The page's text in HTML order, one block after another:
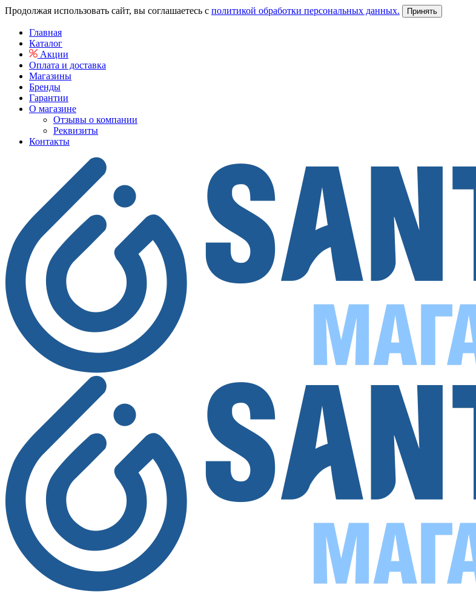
Продолжая использовать сайт, вы соглашаетесь с политикой обработки персональных данных. Принять
Главная
Каталог
Акции
Оплата и доставка
Магазины
Бренды
Гарантии
О магазине
Отзывы о компании
Реквизиты
Контакты